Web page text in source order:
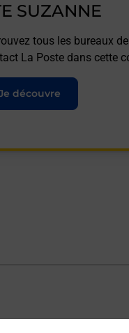
SUZANNE
tous les bureaux
La Poste dans cette
découvre